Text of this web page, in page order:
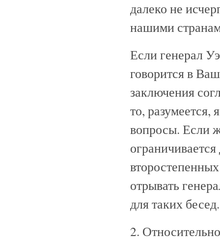
далеко не
нашими
Если генерал
говорится в
заключения
то, разумеется,
вопросы. Если
отрывать
для таких бесед.
2.